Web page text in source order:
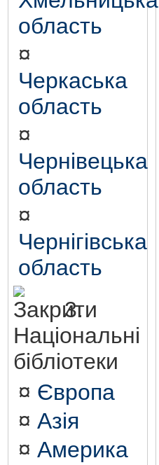
область
¤
Черкаська
область
¤
Чернівецька
область
¤
Чернігівська
область
3.
Національні
бібліотеки
¤ Європа
¤ Азія
¤ Америка